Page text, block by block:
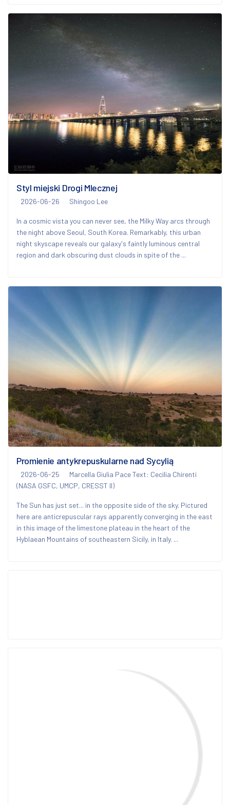
Styl miejski Drogi Mlecznej
2026-06-26 Shingoo Lee
In a cosmic vista you can never see, the Milky Way arcs through
the night above Seoul, South Korea. Remarkably, this urban
night skyscape reveals our galaxy's faintly luminous central
region and dark obscuring dust clouds in spite of the ...
Promienie antykrepuskularne nad Sycylią
2026-06-25
Marcella Giulia Pace Text: Cecilia Chirenti
(NASA GSFC, UMCP, CRESST II)
The Sun has just set... in the opposite side of the sky. Pictured
here are anticrepuscular rays apparently converging in the east
in this image of the limestone plateau in the heart of the
Hyblaean Mountains of southeastern Sicily, in Italy. ...